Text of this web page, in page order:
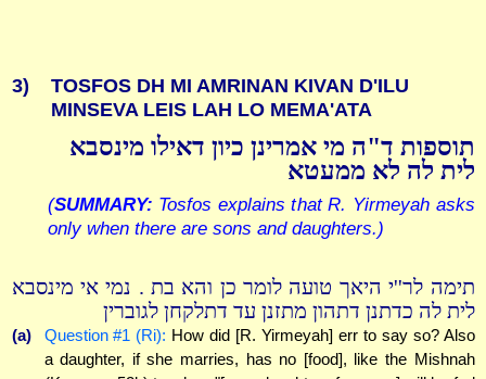
3)
TOSFOS DH MI AMRINAN KIVAN D'ILU
MINSEVA LEIS LAH LO MEMA'ATA
תוספות ד"ה מי אמרינן כיון דאילו מינסבא
לית לה לא ממעטא
(SUMMARY: Tosfos explains that R. Yirmeyah asks
only when there are sons and daughters.)
תימה לר''י היאך טועה לומר כן והא בת . נמי אי מינסבא
לית לה כדתנן דתהון מתזנן עד דתלקחן לגוברין
(a) Question #1 (Ri): How did [R. Yirmeyah] err to say so? Also
a daughter, if she marries, has no [food], like the Mishnah